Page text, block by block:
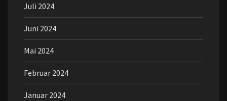
Juli 2024
Juni 2024
Mai 2024
Februar 2024
Januar 2024